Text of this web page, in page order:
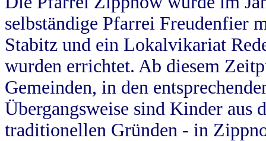
selbständige Pfarrei Freudenfier
Stabitz und ein Lokalvikariat
wurden errichtet. Ab diesem
Gemeinden, in den
Übergangsweise sind Kinder aus
traditionellen Gründen - in